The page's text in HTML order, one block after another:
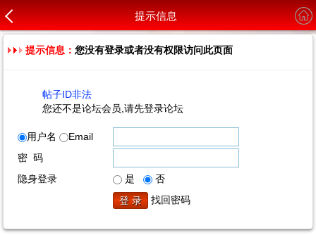
提示信息
提示信息：您没有登录或者没有权限访问此页面
帖子ID非法
您还不是论坛会员,请先登录论坛
用户名
Email
密 码
隐身登录
是
否
找回密码